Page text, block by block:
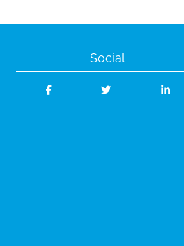
Social